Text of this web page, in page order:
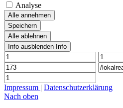
Analyse
Alle annehmen
Speichern
Alle ablehnen
Info ausblenden Info
Impressum | Datenschutzerklärung
Nach oben